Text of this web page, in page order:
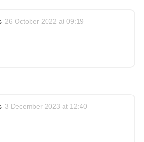
26 October 2022 at 09:19
3 December 2023 at 12:40